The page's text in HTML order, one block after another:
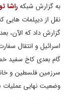
به گزارش شبکهراشا
نقل از دیپلمات هایی
گزارش داد که الآن،
اسرائیل و انتقال
گام بعدی کاخ سفید
سرزمین فلسطین و
وضعیت نهایی